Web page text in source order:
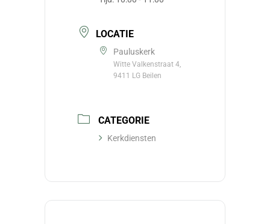
LOCATIE
Pauluskerk
Witte Valkenstraat 4,
9411 LG Beilen
CATEGORIE
Kerkdiensten